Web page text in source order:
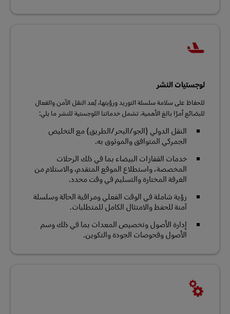
لوجستيات النشر
للحفاظ على سلامة سلسلة التوريد ورؤيتها، يُعد النقل الآمن والفعال
للبضائع أمرًا بالغ الأهمية. تشمل خدماتنا اللوجستية للنشر ما يلي:
النقل الدولي (الجو/البحر/الطريق) مع التخليص
الجمركي المتوافق والموثوق به.
خدمات القفازات البيضاء بما في ذلك الرحلات
المخصصة، واستطلاع الموقع المتقدم، والاستلام من
الغرفة المختارة والتسليم في وقت محدد.
رؤية شاملة في الوقت الفعلي ومراقبة الحالة وسلسلة
آمنة للحفظ والامتثال الكامل للمتطلبات.
إدارة الأصول وتخصيص المعدات بما في ذلك وسم
الأصول وفحوصات الجودة والتكوين.